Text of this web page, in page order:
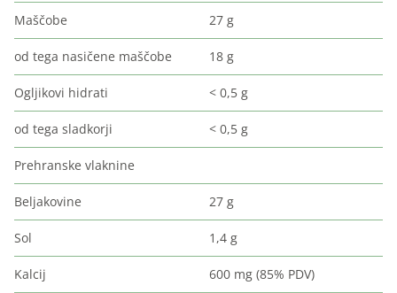
Maščobe 27 g
od tega nasičene maščobe 18 g
Ogljikovi hidrati < 0,5 g
od tega sladkorji < 0,5 g
Prehranske vlaknine
Beljakovine 27 g
Sol 1,4 g
Kalcij 600 mg (85% PDV)